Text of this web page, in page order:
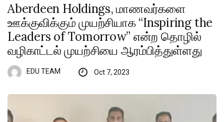
Aberdeen Holdings, மாணவர்களை
ஊக்குவிக்கும் முயற்சியாக “Inspiring the
Leaders of Tomorrow” என்ற தொழில்
வழிகாட்டல் முயற்சியை ஆரம்பித்துள்ளது
EDU TEAM Oct 7, 2023